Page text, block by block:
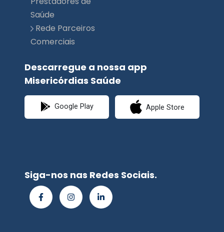
Descarregue a nossa app
Misericórdias Saúde
Google Play Apple Store
© Misericórdias